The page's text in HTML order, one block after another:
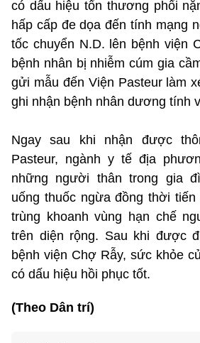
có dấu hiệu tổn thương phổi
hấp cấp đe dọa đến tính mạng
tốc chuyển N.D. lên bệnh viện
bệnh nhân bị nhiễm cúm gia
gửi mẫu đến Viện Pasteur làm
ghi nhận bệnh nhân dương tính
Ngay sau khi nhận được
Pasteur, ngành y tế địa
những người thân trong gia
uống thuốc ngừa đồng thời
trùng khoanh vùng hạn chế
trên diện rộng. Sau khi được
bệnh viện Chợ Rẫy, sức khỏe
có dấu hiệu hồi phục tốt.
(Theo Dân trí)